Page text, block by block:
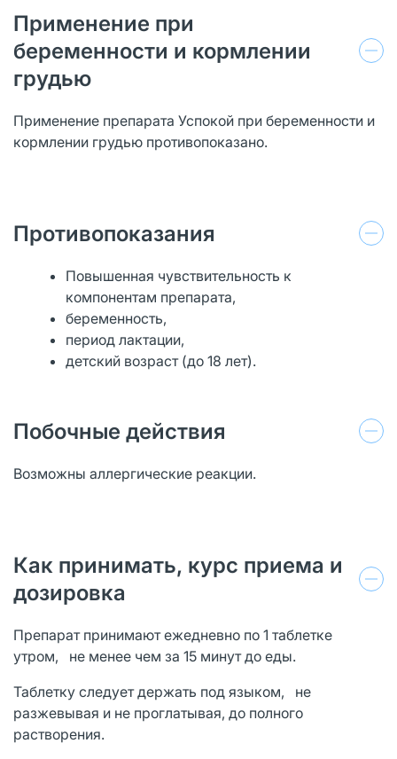
Применение при
беременности и кормлении
грудью
Применение препарата Успокой при беременности и
кормлении грудью противопоказано.
Противопоказания
Повышенная чувствительность к
компонентам препарата,
беременность,
период лактации,
детский возраст (до 18 лет).
Побочные действия
Возможны аллергические реакции.
Как принимать, курс приема и
дозировка
Препарат принимают ежедневно по 1 таблетке
утром, не менее чем за 15 минут до еды.
Таблетку следует держать под языком, не
разжевывая и не проглатывая, до полного
растворения.